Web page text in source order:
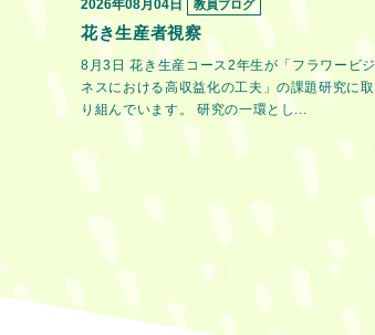
2026年08月04日 教員ブログ
花き生産者視察
8月3日 花き生産コース2年生が「フラワービジ
ネスにおける高収益化の工夫」の課題研究に取
り組んでいます。 研究の一環とし...